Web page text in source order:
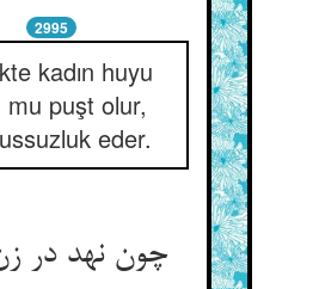
2995
kadın huyu
mu puşt olur,
eder.
چون نهد در